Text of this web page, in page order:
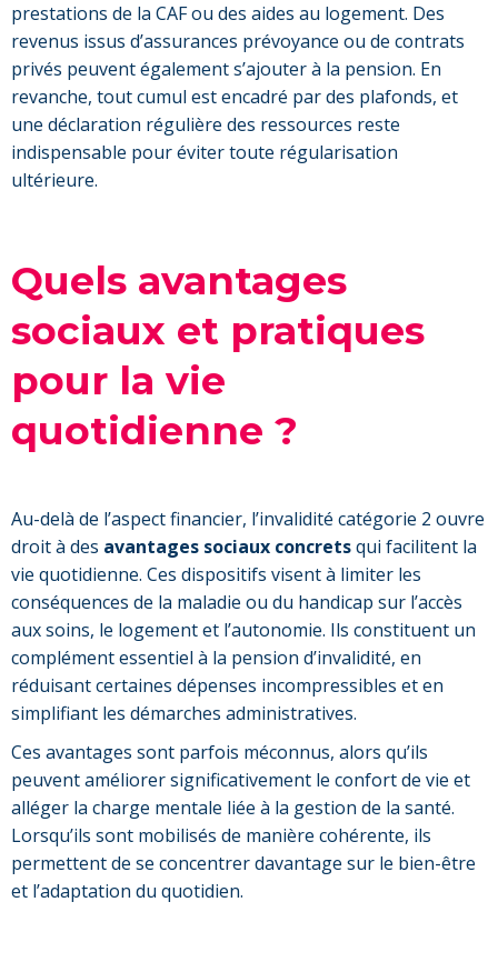
prestations de la CAF ou des aides au logement. Des
revenus issus d’assurances prévoyance ou de contrats
privés peuvent également s’ajouter à la pension. En
revanche, tout cumul est encadré par des plafonds, et
une déclaration régulière des ressources reste
indispensable pour éviter toute régularisation
ultérieure.
Quels avantages
sociaux et pratiques
pour la vie
quotidienne ?
Au-delà de l’aspect financier, l’invalidité catégorie 2 ouvre
droit à des avantages sociaux concretsqui facilitent la
vie quotidienne. Ces dispositifs visent à limiter les
conséquences de la maladie ou du handicap sur l’accès
aux soins, le logement et l’autonomie. Ils constituent un
complément essentiel à la pension d’invalidité, en
réduisant certaines dépenses incompressibles et en
simplifiant les démarches administratives.
Ces avantages sont parfois méconnus, alors qu’ils
peuvent améliorer significativement le confort de vie et
alléger la charge mentale liée à la gestion de la santé.
Lorsqu’ils sont mobilisés de manière cohérente, ils
permettent de se concentrer davantage sur le bien-être
et l’adaptation du quotidien.